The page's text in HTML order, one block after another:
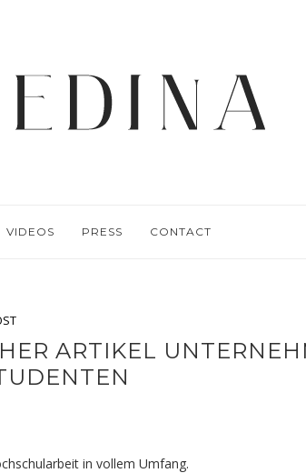
VIDEOS PRESS CONTACT
ARTIKEL
in vollem Umfang.